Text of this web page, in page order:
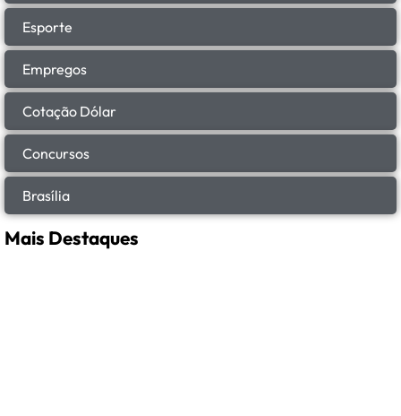
Esporte
Empregos
Cotação Dólar
Concursos
Brasília
Mais Destaques